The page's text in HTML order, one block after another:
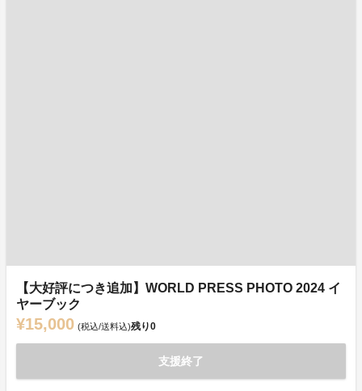
【大好評につき追加】WORLD PRESS PHOTO 2024 イ
ヤーブック
¥15,000 (税込/送料込)残り0
支援終了